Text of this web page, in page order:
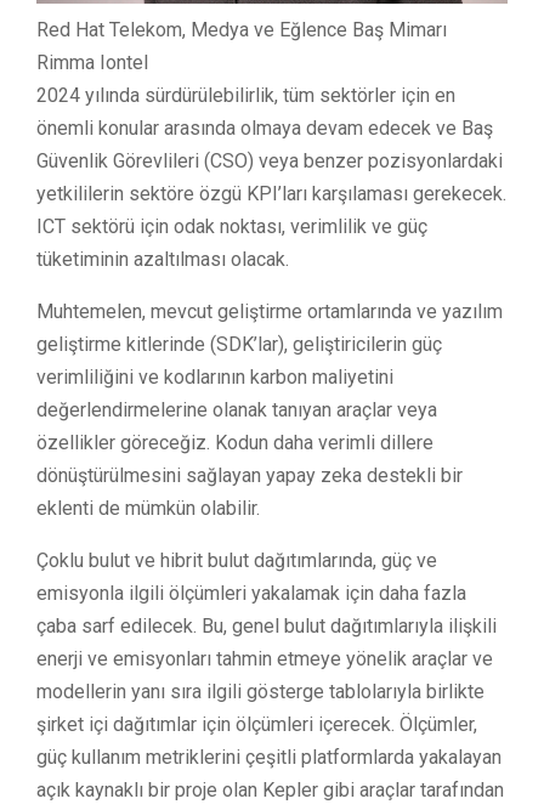
Red Hat Telekom, Medya ve Eğlence Baş Mimarı
Rimma Iontel
2024 yılında sürdürülebilirlik, tüm sektörler için en
önemli konular arasında olmaya devam edecek ve Baş
Güvenlik Görevlileri (CSO) veya benzer pozisyonlardaki
yetkililerin sektöre özgü KPI’ları karşılaması gerekecek.
ICT sektörü için odak noktası, verimlilik ve güç
tüketiminin azaltılması olacak.
Muhtemelen, mevcut geliştirme ortamlarında ve yazılım
geliştirme kitlerinde (SDK’lar), geliştiricilerin güç
verimliliğini ve kodlarının karbon maliyetini
değerlendirmelerine olanak tanıyan araçlar veya
özellikler göreceğiz. Kodun daha verimli dillere
dönüştürülmesini sağlayan yapay zeka destekli bir
eklenti de mümkün olabilir.
Çoklu bulut ve hibrit bulut dağıtımlarında, güç ve
emisyonla ilgili ölçümleri yakalamak için daha fazla
çaba sarf edilecek. Bu, genel bulut dağıtımlarıyla ilişkili
enerji ve emisyonları tahmin etmeye yönelik araçlar ve
modellerin yanı sıra ilgili gösterge tablolarıyla birlikte
şirket içi dağıtımlar için ölçümleri içerecek. Ölçümler,
güç kullanım metriklerini çeşitli platformlarda yakalayan
açık kaynaklı bir proje olan Kepler gibi araçlar tarafından